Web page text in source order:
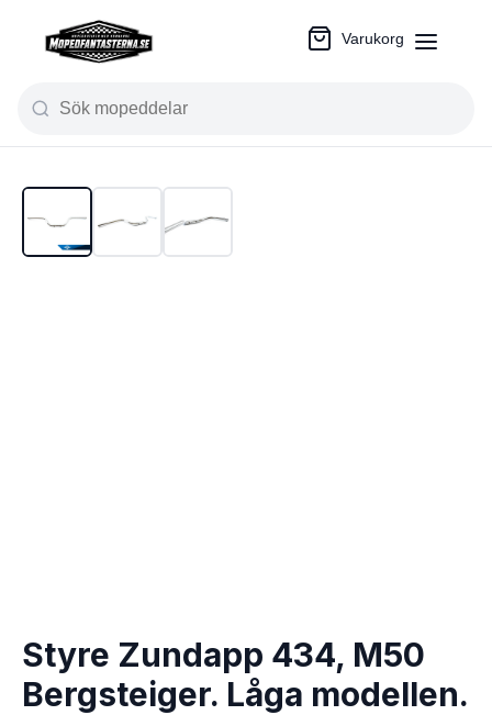
Varukorg
Styre Zundapp 434, M50
Bergsteiger. Låga modellen.